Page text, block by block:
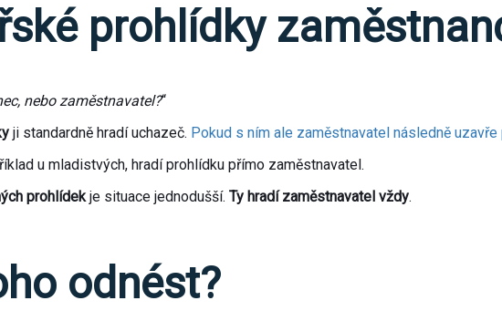
prohlídky
nebo zaměstnavatel?“
ji standardně hradí uchazeč. Pokud s ním ale zaměstnavatel následně
u mladistvých, hradí prohlídku přímo zaměstnavatel.
prohlídekje situace jednodušší. Ty hradí zaměstnavatel vždy.
odnést?